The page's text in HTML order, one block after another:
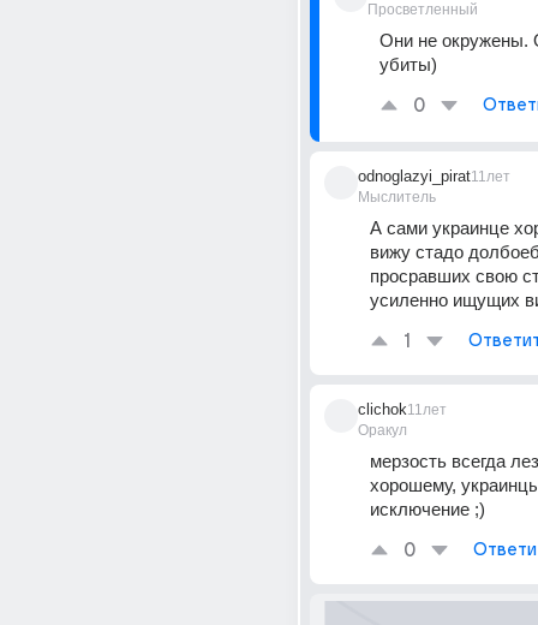
Просветленный
Они не окружены.
убиты)
0
odnoglazyi_pirat
Мыслитель
11лет
А сами украинце
вижу стадо
просравших свою
усиленно ищущих
1
clichok
Оракул
11лет
мерзость всегда
хорошему,
исключение ;)
0